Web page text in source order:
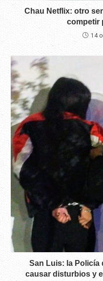
Chau Netflix: otro
competir
14
San Luis: la Policía
causar disturbios y